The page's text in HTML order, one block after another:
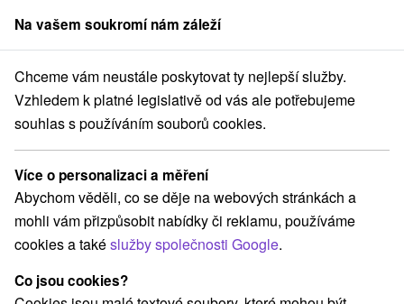
člen skupinySorger
Hotely na Slovensku Branisko
Hotely Branisko
Kategorie
Všechny kategorie
Hotely na Slovensku (3)
Vyberte lokalitu nebo termín
Na vašem soukromí nám záleží
Chceme vám neustále poskytovat ty nejlepší služby.
Vzhledem k platné legislativě od vás ale potřebujeme
souhlas s používáním souborů cookies.
Více o personalizaci a měření
Abychom věděli, co se děje na webových stránkách a
mohli vám přizpůsobit nabídky či reklamu, používáme
cookies a takéslužby společnosti Google.
Co jsou cookies?